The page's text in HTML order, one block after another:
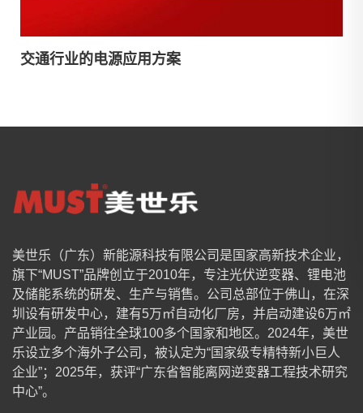
交通行业的电源应用方案
美世乐（广东）新能源科技有限公司是国家高新技术企业，
旗下“MUST”品牌创立于2010年，专注光伏逆变器、锂电池
及储能系统的研发、生产与销售。公司总部位于佛山，在深
圳设有研发中心，建有5万㎡自动化厂房，并启动建设6万㎡
产业园。产品销往全球100多个国家和地区。2024年，美世
乐设立多个海外子公司，被认定为“国家级专精特新小巨人
企业”；2025年，获评“广东省智能离网逆变器工程技术研究
中心”。